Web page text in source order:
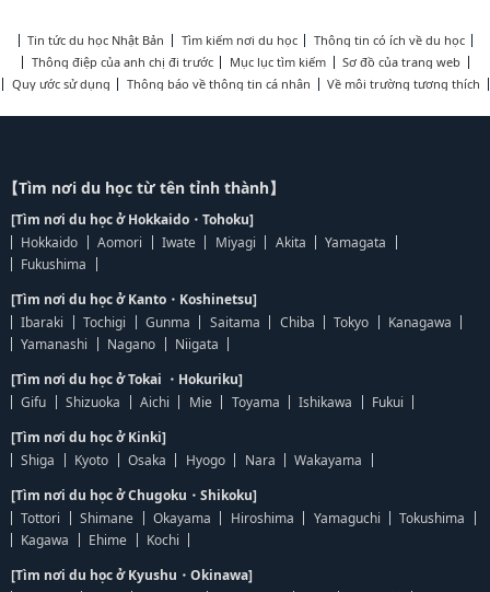
Tin tức du học Nhật Bản Tìm kiếm nơi du học
Thông tin có ích về du học
Thông điệp của anh chị đi trước
Mục lục tìm kiếm
Sơ đồ của trang web
Quy ước sử dụng
Thông báo về thông tin cá nhân Về môi trường tương thích
【Tìm nơi du học từ tên tỉnh thành】
[Tìm nơi du học ở Hokkaido・Tohoku]
Hokkaido
Aomori Iwate Miyagi Akita
Yamagata
Fukushima
[Tìm nơi du học ở Kanto・Koshinetsu]
Ibaraki
Tochigi Gunma Saitama Chiba Tokyo
Kanagawa
Yamanashi
Nagano
Niigata
[Tìm nơi du học ở Tokai ・Hokuriku]
Gifu
Shizuoka Aichi Mie Toyama Ishikawa
Fukui
[Tìm nơi du học ở Kinki]
Shiga
Kyoto Osaka Hyogo Nara
Wakayama
[Tìm nơi du học ở Chugoku・Shikoku]
Tottori
Shimane Okayama Hiroshima Yamaguchi
Tokushima
Kagawa
Ehime
Kochi
[Tìm nơi du học ở Kyushu・Okinawa]